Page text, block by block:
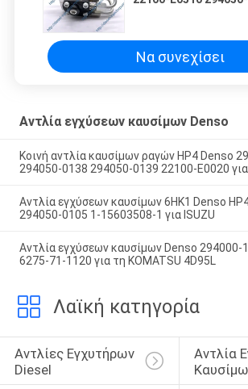
Να συνεχίσει
Αντλία εγχύσεων καυσίμων Denso
Κοινή αντλία καυσίμων ραγών HP4 Denso
294050-0138 294050-0139 22100-E0020 για
Αντλία εγχύσεων καυσίμων 6HK1 Denso
294050-0105 1-15603508-1 για ISUZU
Αντλία εγχύσεων καυσίμων Denso 294000-
6275-71-1120 για τη KOMATSU 4D95L
Λαϊκή κατηγορία
Αντλίες Εγχυτήρων
Diesel
Αντλία